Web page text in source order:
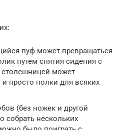
пуф может превращаться
путем снятия сидения с
может
и просто полки для всяких
(без ножек и другой
собрать нескольких